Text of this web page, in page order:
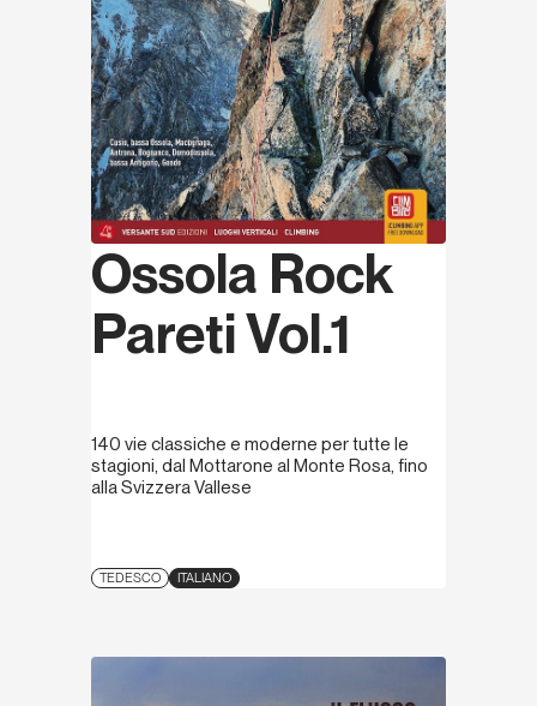
Ossola Rock
Pareti Vol.1
140 vie classiche e moderne per tutte le
stagioni, dal Mottarone al Monte Rosa, fino
alla Svizzera Vallese
TEDESCO ITALIANO